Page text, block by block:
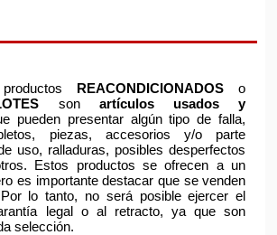
REACONDICIONADOS o
son artículos usados y
pueden presentar algún tipo de falla,
piezas, accesorios y/o parte
uso, ralladuras, posibles desperfectos
Estos productos se ofrecen a un
es importante destacar que se venden
lo tanto, no será posible ejercer el
legal o al retracto, ya que son
selección.